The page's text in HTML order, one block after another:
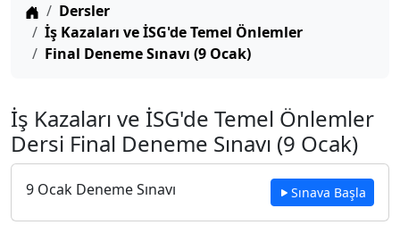
Anasayfa
Dersler
İş Kazaları ve İSG'de Temel Önlemler
Final Deneme Sınavı (9 Ocak)
İş Kazaları ve İSG'de Temel Önlemler
Dersi Final Deneme Sınavı (9 Ocak)
9 Ocak Deneme Sınavı Sınava Başla